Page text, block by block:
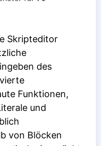
Skripteditor
des
Funktionen,
und
von Blöcken